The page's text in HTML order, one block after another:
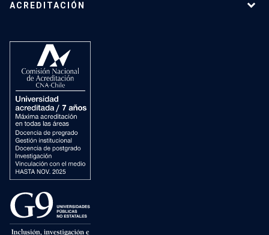
ACREDITACIÓN